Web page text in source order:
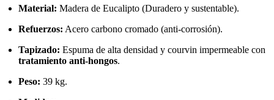
Material: Madera de Eucalipto (Duradero y sustentable).
Refuerzos: Acero carbono cromado (anti-corrosión).
Tapizado: Espuma de alta densidad y courvin impermeable con
tratamiento anti-hongos.
Peso: 39 kg.